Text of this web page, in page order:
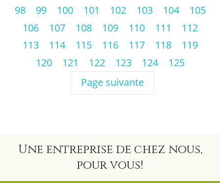
98
99 100 101 102 103 104
105
106
107 108 109 110 111
112
113
114 115 116 117 118
119
120
121 122 123 124
125
Page suivante
Une entreprise de chez nous,
pour vous!